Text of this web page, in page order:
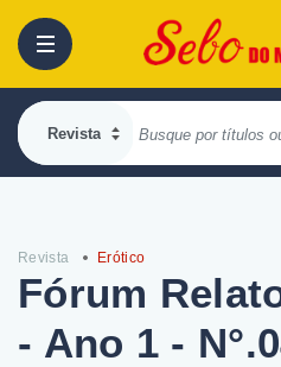
Revista Erótico
Fórum
- Ano 1 -